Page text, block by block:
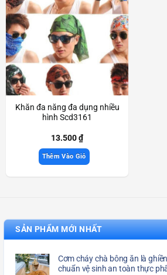
Khăn đa năng đa dụng nhiều
hình Scd3161
13.500₫
Thêm Vào Giỏ
SẢN PHẨM MỚI NHẤT
Cơm cháy chà bông ăn là
chuẩn vệ sinh an toàn thực